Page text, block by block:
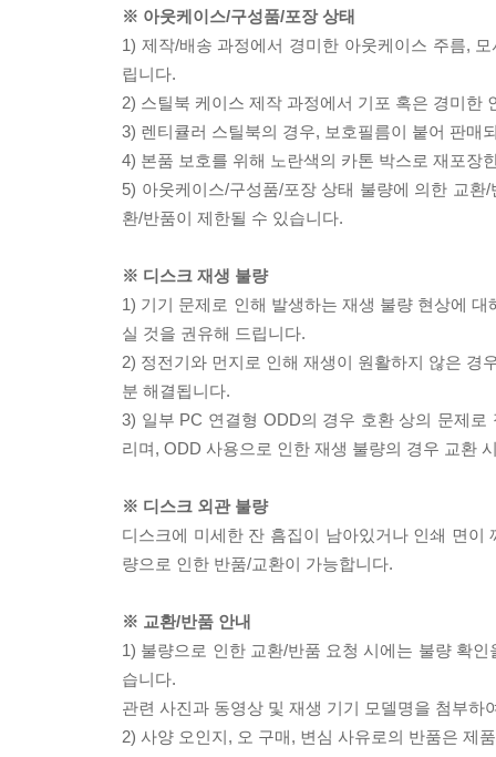
※ 아웃케이스/구성품/포장 상태
1) 제작/배송 과정에서 경미한 아웃케이스 주름,
립니다.
2) 스틸북 케이스 제작 과정에서 기포 혹은 경미한
3) 렌티큘러 스틸북의 경우, 보호필름이 붙어 판매
4) 본품 보호를 위해 노란색의 카톤 박스로 재포장
5) 아웃케이스/구성품/포장 상태 불량에 의한 교
환/반품이 제한될 수 있습니다.
※ 디스크 재생 불량
1) 기기 문제로 인해 발생하는 재생 불량 현상에
실 것을 권유해 드립니다.
2) 정전기와 먼지로 인해 재생이 원활하지 않은 경
분 해결됩니다.
3) 일부 PC 연결형 ODD의 경우 호환 상의 문제
리며, ODD 사용으로 인한 재생 불량의 경우 교환
※ 디스크 외관 불량
디스크에 미세한 잔 흠집이 남아있거나 인쇄 면
량으로 인한 반품/교환이 가능합니다.
※ 교환/반품 안내
1) 불량으로 인한 교환/반품 요청 시에는 불량 확
습니다.
관련 사진과 동영상 및 재생 기기 모델명을 첨부하
2) 사양 오인지, 오 구매, 변심 사유로의 반품은 제